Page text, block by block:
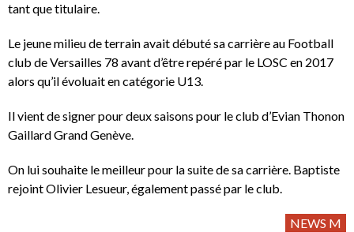
tant que titulaire.
Le jeune milieu de terrain avait débuté sa carrière au Football
club de Versailles 78 avant d’être repéré par le LOSC en 2017
alors qu’il évoluait en catégorie U13.
Il vient de signer pour deux saisons pour le club d’Evian Thonon
Gaillard Grand Genève.
On lui souhaite le meilleur pour la suite de sa carrière. Baptiste
rejoint Olivier Lesueur, également passé par le club.
NEWS M